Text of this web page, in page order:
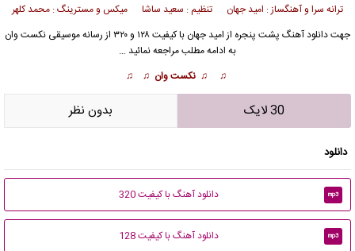
ترانه سرا و آهنگساز : امید جهان تنظیم : سعید ساشا میکس و مسترینگ : محمد کلهر
جهت دانلود آهنگ پشت پنجره از امید جهان
با کیفیت ۱۲۸ و ۳۲۰ از رسانه موسیقی نکست وان
به ادامه مطلب مراجعه نمائید …
♫ ♫ نکست وان ♫ ♫
30 لایک بدون نظر
دانلود
mp3 دانلود آهنگ با کیفیت 320
mp3 دانلود آهنگ با کیفیت 128